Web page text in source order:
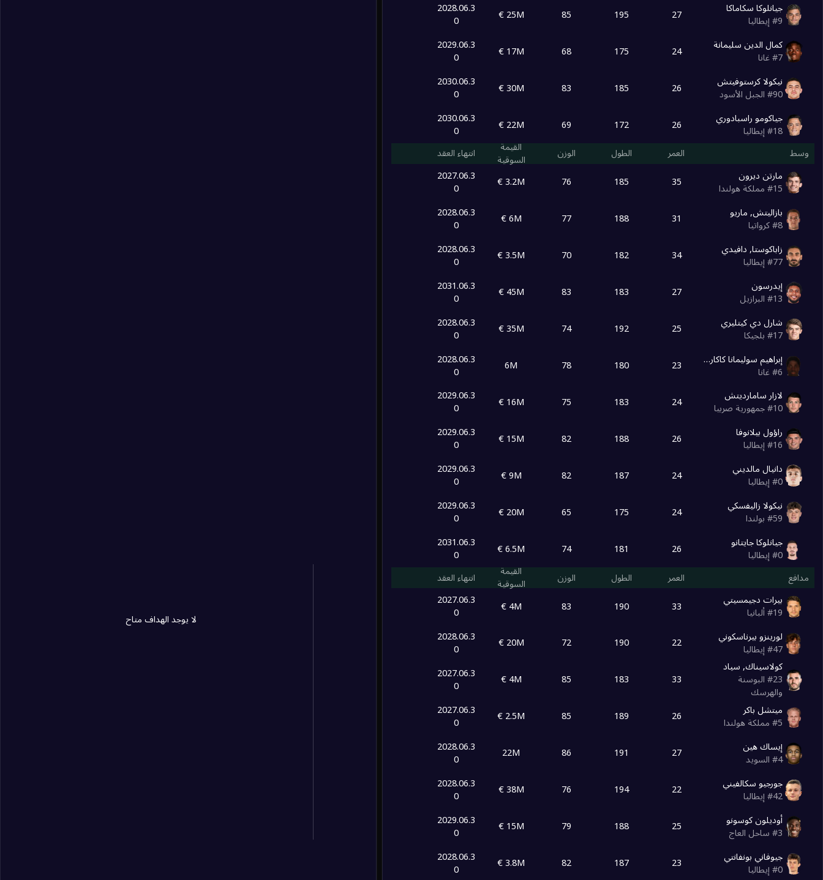
Degrade Team
18
19
فروسينوني
20
مونزا
جيانلوكا سكاماكا
#9 إيطاليا 27
195
85
25M €
2028.06.3
0
كمال الدين سليمانة
#7 غانا 24
175
68
17M €
2029.06.3
0
نيكولا كرستوفيتش
#90 الجبل الأسود 26
185
83
30M €
2030.06.3
0
جياكومو راسبادوري
#18 إيطاليا 26
172
69
22M €
2030.06.3
0
وسط
العمر الطول الوزن القيمة
السوقية
انتهاء العقد
مارتن ديرون
#15 مملكة هولندا 35
185
76
3.2M €
2027.06.3
0
بازاليتش, ماريو
#8 كرواتيا 31
188
77
6M €
2028.06.3
0
زاباكوستا, دافيدي
#77 إيطاليا 34
182
70
3.5M €
2028.06.3
0
إيدرسون
#13 البرازيل 27
183
83
45M €
2031.06.3
0
شارل دي كيتليري
#17 بلجيكا 25
192
74
35M €
2028.06.3
0
إبراهيم سوليمانا كاكاري
#6 غانا 23
180
78
6M
2028.06.3
0
لازار سامارديتش
#10 جمهورية صربيا 24
183
75
16M €
2029.06.3
0
راؤول بيلانوفا
#16 إيطاليا 26
188
82
15M €
2029.06.3
0
دانيال مالديني
#0 إيطاليا 24
187
82
9M €
2029.06.3
0
نيكولا زاليفسكي
#59 بولندا 24
175
65
20M €
2029.06.3
0
جيانلوكا جايتانو
#0 إيطاليا 26
181
74
6.5M €
2031.06.3
0
مدافع
العمر الطول الوزن القيمة
السوقية
انتهاء العقد
بيرات دجيمسيتي
#19 ألبانيا 33
190
83
4M €
2027.06.3
0
لورينزو بيرناسكوني
#47 إيطاليا 22
190
72
20M €
2028.06.3
0
كولاسيناك, سياد
#23 البوسنة
والهرسك
33
183
85
4M €
2027.06.3
0
ميتشل باكر
#5 مملكة هولندا 26
189
85
2.5M €
2027.06.3
0
إيساك هين
#4 السويد 27
191
86
22M
2028.06.3
0
جورجيو سكالفيني
#42 إيطاليا 22
194
76
38M €
2028.06.3
0
أوديلون كوسونو
#3 ساحل العاج 25
188
79
15M €
2029.06.3
0
جيوفاني بونفانتي
#0 إيطاليا 23
187
82
3.8M €
2028.06.3
0
لا يوجد الهداف متاح